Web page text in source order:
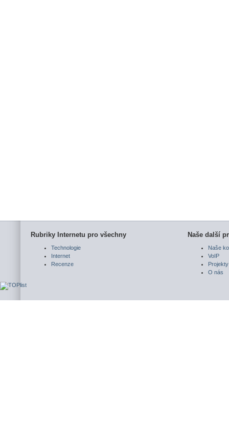
Rubriky Internetu pro všechny
Technologie
Internet
Recenze
Naše další
Naše
VoIP
Projekty
O nás